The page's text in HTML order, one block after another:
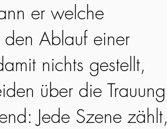
er welche
Ablauf einer
nichts gestellt,
über die Trauung
Jede Szene zählt,